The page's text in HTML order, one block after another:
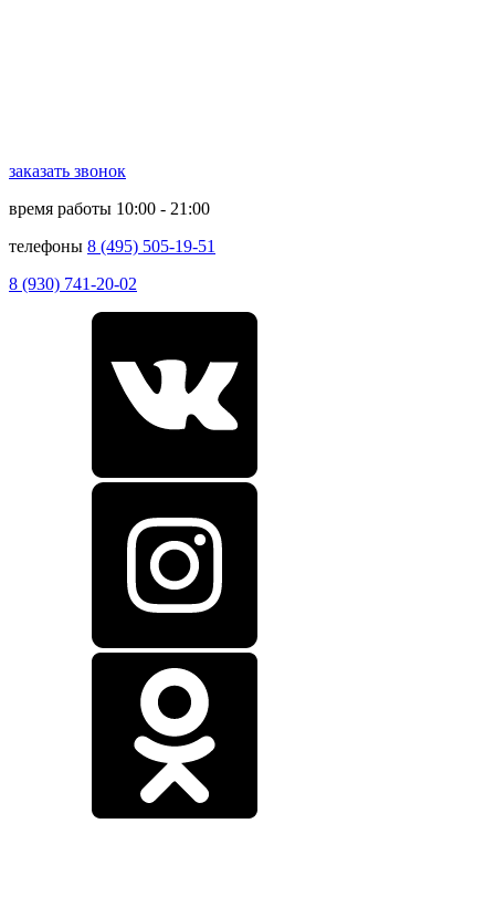
заказать звонок
время работы 10:00 - 21:00
телефоны 8 (495) 505-19-51
8 (930) 741-20-02